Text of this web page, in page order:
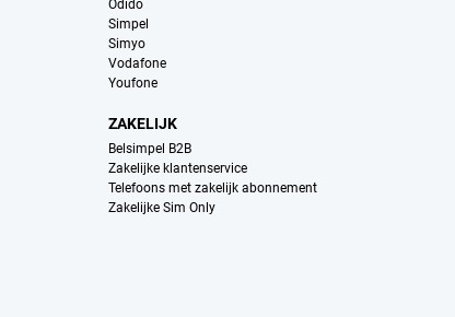
Odido
Simpel
Simyo
Vodafone
Youfone
ZAKELIJK
Belsimpel B2B
Zakelijke klantenservice
Telefoons met zakelijk abonnement
Zakelijke Sim Only